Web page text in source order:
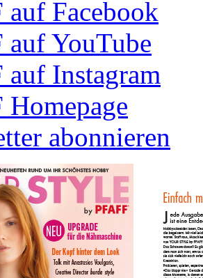
auf Facebook
auf YouTube
auf Instagram
Homepage
abonnieren